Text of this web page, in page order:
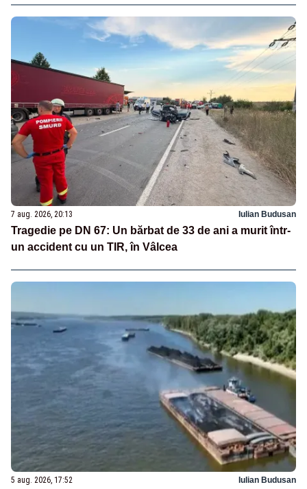
7 aug. 2026, 20:13 Iulian Budusan
Tragedie pe DN 67: Un bărbat de 33 de ani a murit într-
un accident cu un TIR, în Vâlcea
5 aug. 2026, 17:52 Iulian Budusan